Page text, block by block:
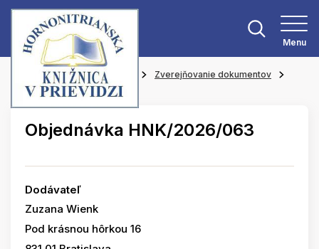
Menu
Hlavná stránka O knižnici
Zverejňovanie dokumentov
Objednávky
Objednávka HNK/2026/063
Dodávateľ
Zuzana Wienk
Pod krásnou hôrkou 16